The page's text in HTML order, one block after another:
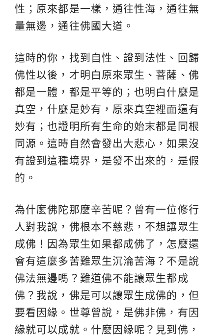
性；原來都是一樣，通往性海，通往無
量無邊，通往佛國大道。
這時的你，找到自性、證到法性、回歸
佛性以後，才明白原來眾生、菩薩、佛
都是一體，都是平等的；也明白什麼是
真空，什麼是妙有，原來真空裡面還有
妙有；也證明所有生命的始末都是同根
同源。這時自然會發出大悲心，如果沒
有證到這種境界，是發不出來的，是假
的。
為什麼佛陀那麼辛苦呢？曾有一位修行
人對我說，佛根本不慈悲，不想讓眾生
成佛！因為眾生如果都成佛了，怎麼還
會有這麼多苦難眾生沉淪苦海？不是說
佛法無邊嗎？難道佛不能讓眾生都成
佛？我說，佛是可以讓眾生成佛的，但
要看因緣。世尊曾說，是佛非佛，有因
緣就可以成就。什麼因緣呢？見到佛，